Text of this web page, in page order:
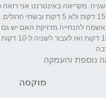
מקריאה באינטרנט אני רואה
בין 15-20 דקות ולא 5 דקות
אשמח להנחייה מדויקת האם יש גם
אחת 10
נוספת והעמקה
מוקסה